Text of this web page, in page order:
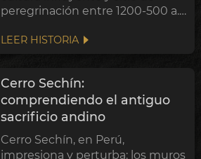
peregrinación entre 1200-500 a.
difundió por los Andes centrales
y la costa peruana, señalando
pensami...
LEER HISTORIA
Cerro Sechín:
comprendiendo el antiguo
sacrificio andino
Cerro Sechín, en Perú,
impresiona y perturba: los muros